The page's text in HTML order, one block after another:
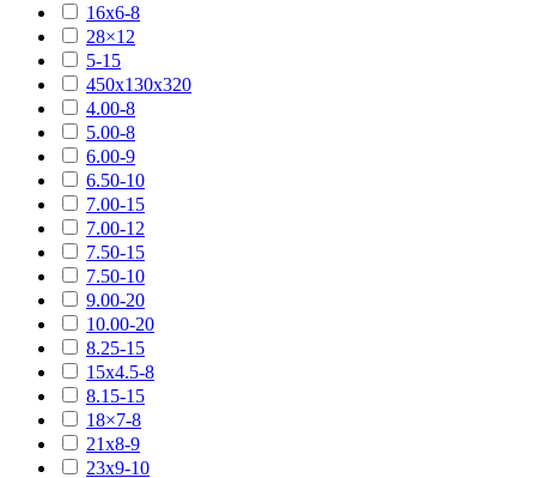
16х6-8
28×12
5-15
450х130х320
4.00-8
5.00-8
6.00-9
6.50-10
7.00-15
7.00-12
7.50-15
7.50-10
9.00-20
10.00-20
8.25-15
15х4.5-8
8.15-15
18×7-8
21х8-9
23х9-10